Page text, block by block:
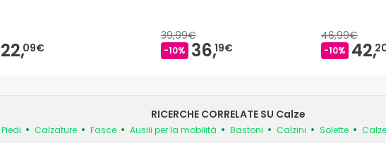
22,09€
39,99€
-10% 36,19€
46,99€
-10% 42,
RICERCHE CORRELATE SU Calze
Piedi Calzature Fasce Ausili per la mobilità Bastoni Calzini Solette